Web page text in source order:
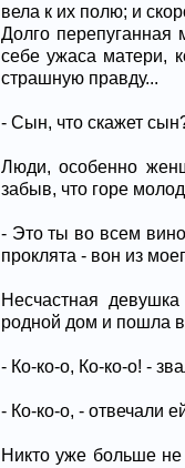
вела к их полю; и
Долго перепуганная
себе ужаса матери,
страшную правду...
- Сын, что скажет
Люди, особенно
забыв, что горе
- Это ты во всем
проклята - вон из
Несчастная
родной дом и пошла в
- Ко-ко-о, Ко-ко-о! -
- Ко-ко-о, - отвечали
Никто уже больше